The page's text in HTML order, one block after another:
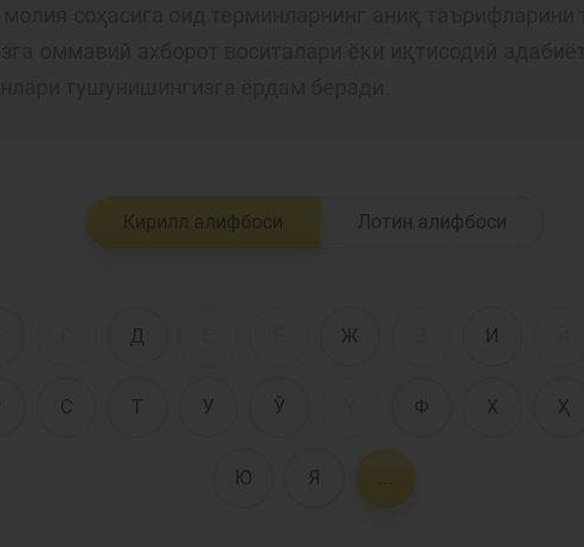
Банк хизматлари
истеъмолчилари
ҳуқуқлари
Тадбиркорлик
Кирилл алифбоси Лотин алифбоси
Д Ж И
С Т У Ў Ф Х Ҳ
Ю Я